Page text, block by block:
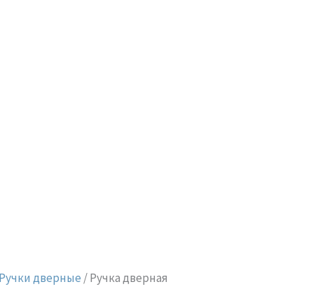
Ручки дверные / Ручка дверная